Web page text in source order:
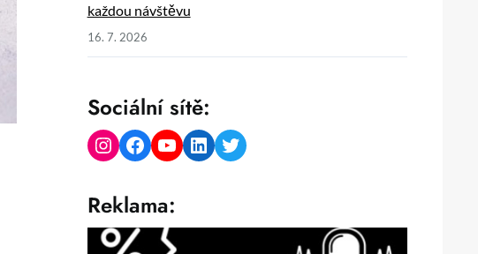
každou návštěvu
16. 7. 2026
Sociální sítě:
Instagram Facebook YouTube LinkedIn Twitter
Reklama: